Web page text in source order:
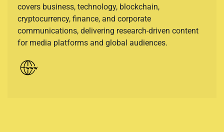
covers business, technology, blockchain,
cryptocurrency, finance, and corporate
communications, delivering research-driven content
for media platforms and global audiences.